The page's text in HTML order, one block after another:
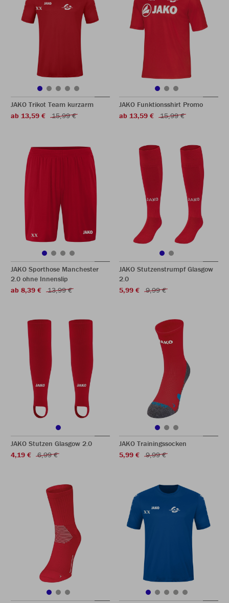
JAKO Trikot Team kurzarm
ab 13,59 €
15,99 €
JAKO Funktionsshirt Promo
ab 13,59 €
15,99 €
JAKO Sporthose Manchester
2.0 ohne Innenslip
ab 8,39 €
13,99 €
JAKO Stutzenstrumpf Glasgow
2.0
5,99 €
9,99 €
JAKO Stutzen Glasgow 2.0
4,19 €
6,99 €
JAKO Trainingssocken
5,99 €
9,99 €